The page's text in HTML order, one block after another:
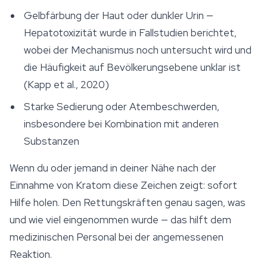
Gelbfärbung der Haut oder dunkler Urin —
Hepatotoxizität wurde in Fallstudien berichtet,
wobei der Mechanismus noch untersucht wird und
die Häufigkeit auf Bevölkerungsebene unklar ist
(Kapp et al., 2020)
Starke Sedierung oder Atembeschwerden,
insbesondere bei Kombination mit anderen
Substanzen
Wenn du oder jemand in deiner Nähe nach der
Einnahme von Kratom diese Zeichen zeigt: sofort
Hilfe holen. Den Rettungskräften genau sagen, was
und wie viel eingenommen wurde — das hilft dem
medizinischen Personal bei der angemessenen
Reaktion.